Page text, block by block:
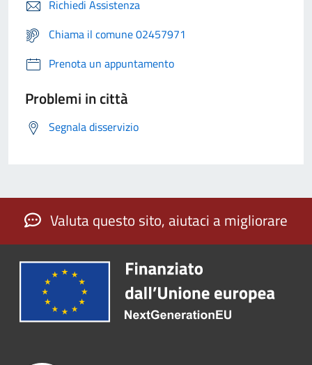
Richiedi Assistenza
Chiama il comune 02457971
Prenota un appuntamento
Problemi in città
Segnala disservizio
Valuta questo sito, aiutaci a migliorare